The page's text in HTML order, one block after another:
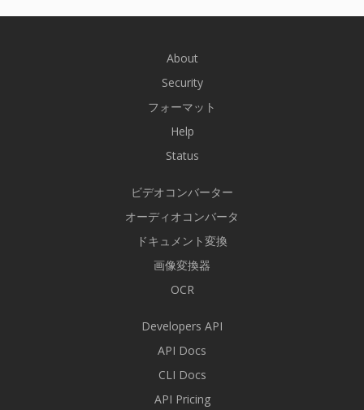
About
Security
フォーマット
Help
Status
ビデオコンバーター
オーディオコンバータ
ドキュメント変換
画像変換器
OCR
Developers API
API Docs
CLI Docs
API Pricing